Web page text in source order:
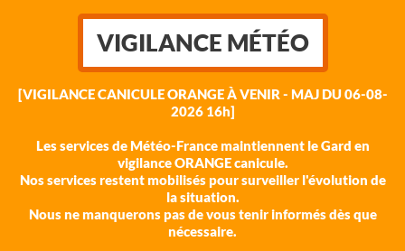
VIGILANCE MÉTÉO
[VIGILANCE CANICULE ORANGE À VENIR - MAJ DU 06-08-
2026 16h]
Les services de Météo-France maintiennent le Gard en
vigilance ORANGE canicule.
Nos services restent mobilisés pour surveiller l'évolution de
la situation.
Nous ne manquerons pas de vous tenir informés dès que
nécessaire.